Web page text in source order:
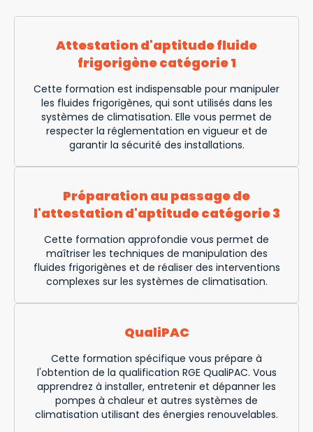
Attestation d'aptitude fluide
frigorigène catégorie 1
Cette formation est indispensable pour manipuler
les fluides frigorigènes, qui sont utilisés dans les
systèmes de climatisation. Elle vous permet de
respecter la réglementation en vigueur et de
garantir la sécurité des installations.
Préparation au passage de
l'attestation d'aptitude catégorie 3
Cette formation approfondie vous permet de
maîtriser les techniques de manipulation des
fluides frigorigènes et de réaliser des interventions
complexes sur les systèmes de climatisation.
QualiPAC
Cette formation spécifique vous prépare à
l'obtention de la qualification RGE QualiPAC. Vous
apprendrez à installer, entretenir et dépanner les
pompes à chaleur et autres systèmes de
climatisation utilisant des énergies renouvelables.